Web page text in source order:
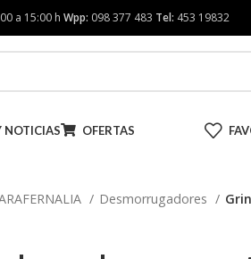
a 15:00 h Wpp: 098 377 483 Tel: 453 19832
NOTICIAS OFERTAS
Desmorrugadores